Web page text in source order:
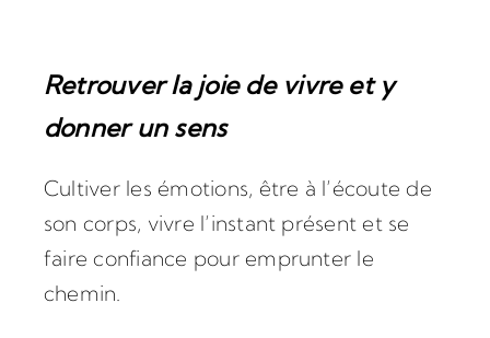
Retrouver la joie de vivre et y
donner un sens
Cultiver les émotions, être à l’écoute de
son corps, vivre l’instant présent et se
faire confiance pour emprunter le
chemin.